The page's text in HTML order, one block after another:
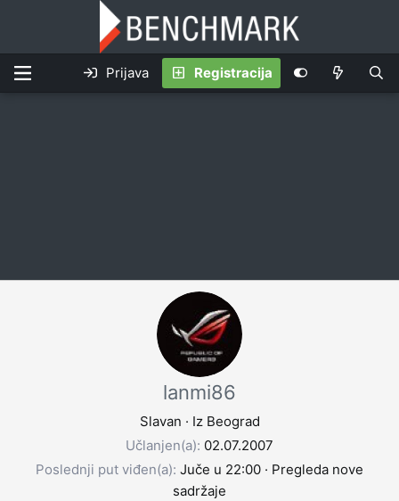
Prijava Registracija
lanmi86
Slavan · Iz Beograd
Učlanjen(a) 02.07.2007
Poslednji put viđen(a) Juče u 22:00 · Pregleda nove
sadržaje